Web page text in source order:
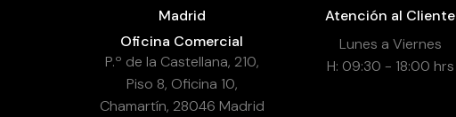
Madrid
Oficina Comercial
P.º de la Castellana, 210,
Piso 8, Oficina 10,
Chamartín, 28046 Madrid
Atención al Cliente
Lunes a Viernes
H: 09:30 - 18:00 hrs